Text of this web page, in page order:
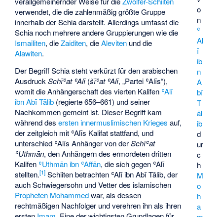
o
n
ʿ
Al
ī
ib
n
A
bī
T
āl
ib
d
ur
c
h
M
o
h
a
verwendet, die die zahlenmäßig größte Gruppe
innerhalb der Schia darstellt. Allerdings umfasst die
Schia noch mehrere andere Gruppierungen wie die
Ismailiten, dieZaiditen, dieAleviten und die
Alawiten.
Der Begriff Schia steht verkürzt für den arabischen
AusdruckSchīʿat ʿAlī(šīʿat ʿAlī, „Partei ʿAlīs“),
womit die Anhängerschaft des vierten Kalifen ʿAlī
ibn Abī Tālib (regierte 656–661) und seiner
Nachkommen gemeint ist. Dieser Begriff kam
während desersten innermuslimischen Krieges auf,
der zeitgleich mit ʿAlīs Kalifat stattfand, und
unterschied ʿAlīs Anhänger von derSchīʿat
ʿUthmān, den Anhängern des ermordeten dritten
Kalifen ʿUthmān ibn ʿAffān, die sich gegen ʿAlī
stellten.[1] Schiiten betrachten ʿAlī ibn Abī Tālib, der
auch Schwiegersohn und Vetter des islamischen
Propheten Mohammedwar, als dessen
rechtmäßigen Nachfolger und verehren ihn als ihren